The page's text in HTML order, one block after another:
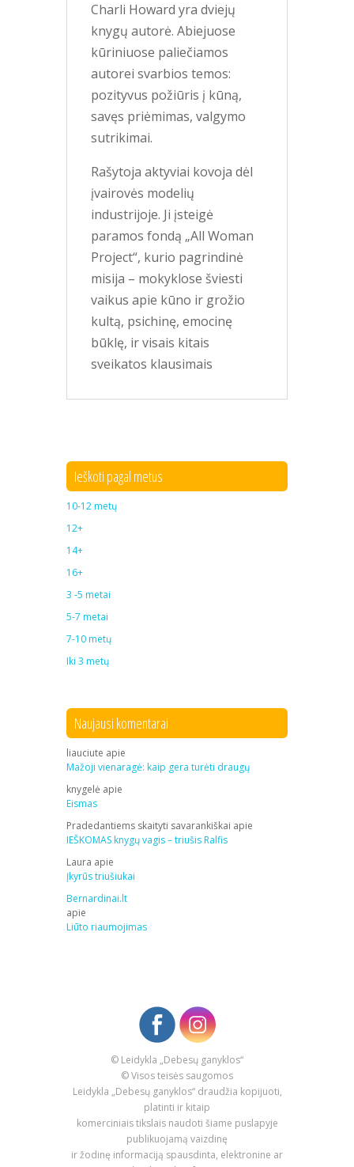
Charli Howard yra dviejų
knygų autorė. Abiejuose
kūriniuose paliečiamos
autorei svarbios temos:
pozityvus požiūris į kūną,
savęs priėmimas, valgymo
sutrikimai.
Rašytoja aktyviai kovoja dėl
įvairovės modelių
industrijoje. Ji įsteigė
paramos fondą „All Woman
Project“, kurio pagrindinė
misija – mokyklose šviesti
vaikus apie kūno ir grožio
kultą, psichinę, emocinę
būklę, ir visais kitais
sveikatos klausimais
Ieškoti pagal metus
10-12 metų
12+
14+
16+
3 -5 metai
5-7 metai
7-10 metų
Iki 3 metų
Naujausi komentarai
liauciute apie
Mažoji vienaragė: kaip gera turėti draugų
knygelė apie
Eismas
Pradedantiems skaityti savarankiškai apie
IEŠKOMAS knygų vagis – triušis Ralfis
Laura apie
Įkyrūs triušiukai
Bernardinai.lt
apie
Liūto riaumojimas
© Leidykla „Debesų ganyklos“
© Visos teisės saugomos
Leidykla „Debesų ganyklos“ draudžia kopijuoti,
platinti ir kitaip
komerciniais tikslais naudoti šiame puslapyje
publikuojamą vaizdinę
ir žodinę informaciją spausdinta, elektronine ar